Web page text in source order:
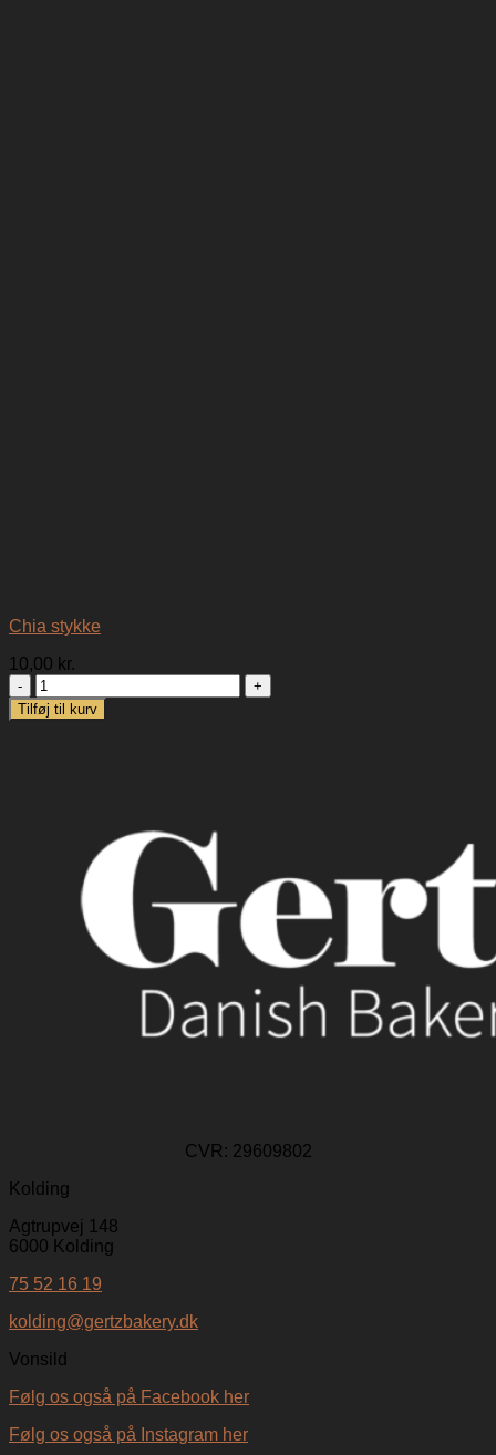
Chia stykke
10,00 kr.
Chia
stykke
antal
Tilføj til kurv
CVR: 29609802
Kolding
Agtrupvej 148
6000 Kolding
75 52 16 19
kolding@gertzbakery.dk
Vonsild
Følg os også på Facebook her
Følg os også på Instagram her